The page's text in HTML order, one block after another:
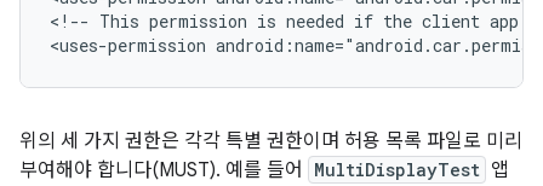
<!-- This permission is needed if the client app calls
위의 세 가지 권한은 각각 특별 권한이며 허용 목록 파일로 미리
부여해야 합니다(MUST). 예를 들어
MultiDisplayTest 앱